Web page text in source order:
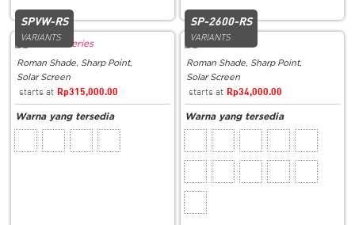
SPVW-RS
VARIANTS
Roman Shade Sharp Point,
Solar Screen
Rp315,000.00
SP-2600-RS
VARIANTS
Roman Shade Sharp Point,
Solar Screen
Rp34,000.00